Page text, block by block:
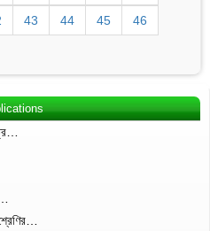
43 44 45 46